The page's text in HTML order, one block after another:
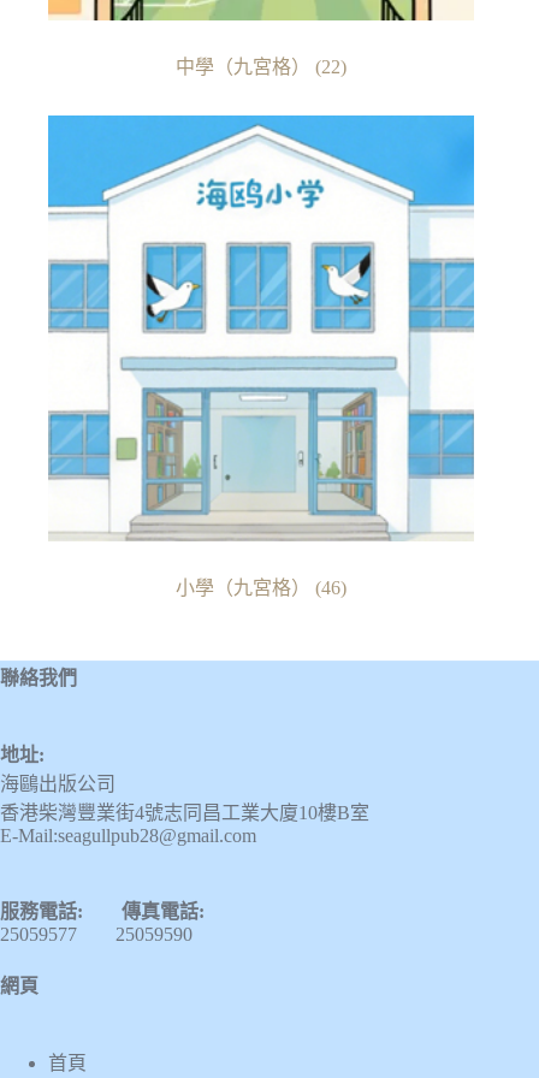
中學（九宮格）(22)
小學（九宮格）(46)
聯絡我們
地址:
海鷗出版公司
香港柴灣豐業街4號志同昌工業大廈10樓B室
E-Mail:seagullpub28@gmail.com
服務電話: 傳真電話:
25059577 25059590
網頁
首頁